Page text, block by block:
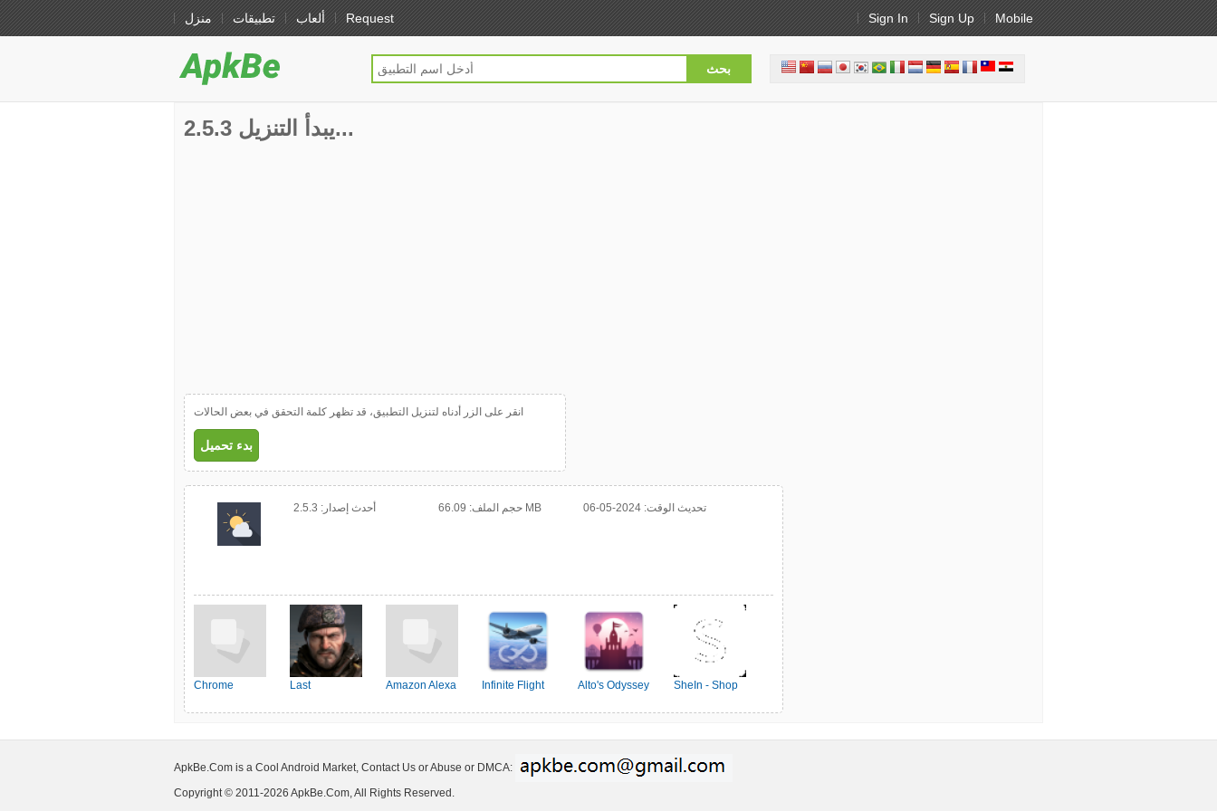
منزل تطبيقات ألعاب Request Sign In Sign Up Mobile
2.5.3 يبدأ التنزيل...
انقر على الزر أدناه لتنزيل التطبيق، قد تظهر كلمة التحقق في بعض الحالات
بدء تحميل
أحدث إصدار: 2.5.3 حجم الملف: 66.09 MB تحديث الوقت: 2024-05-06
Chrome
Last
Amazon Alexa
Infinite Flight
Alto's Odyssey
SheIn - Shop
ApkBe.Com is a Cool Android Market, Contact Us or Abuse or DMCA:
Copyright © 2011-2026 ApkBe.Com, All Rights Reserved.